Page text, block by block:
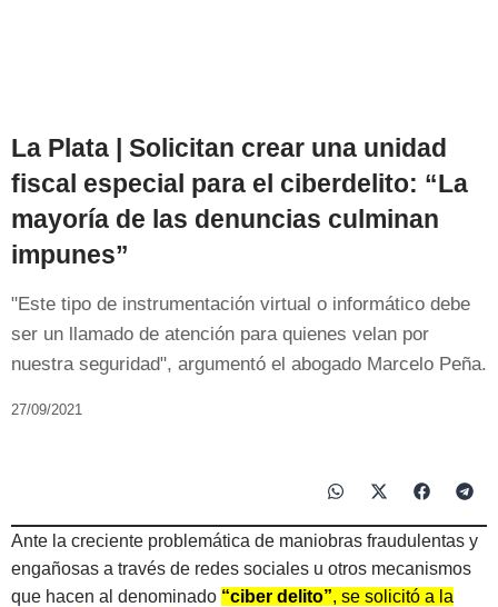
La Plata | Solicitan crear una unidad
fiscal especial para el ciberdelito: “La
mayoría de las denuncias culminan
impunes”
"Este tipo de instrumentación virtual o informático debe
ser un llamado de atención para quienes velan por
nuestra seguridad", argumentó el abogado Marcelo Peña.
27/09/2021
Ante la creciente problemática de maniobras fraudulentas y
engañosas a través de redes sociales u otros mecanismos
que hacen al denominado “ciber delito”, se solicitó a la